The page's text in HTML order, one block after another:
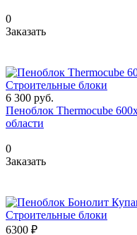
0
Заказать
6 300 руб.
Пеноблок Thermocube
области
0
Заказать
6300 ₽